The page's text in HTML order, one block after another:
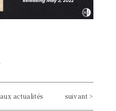
actualités suivant >